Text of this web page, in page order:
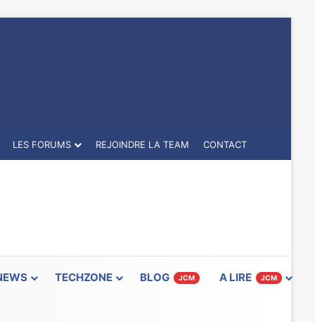
LES FORUMS REJOINDRE LA TEAM CONTACT
TECHZONE BLOG JCM A LIRE JCM